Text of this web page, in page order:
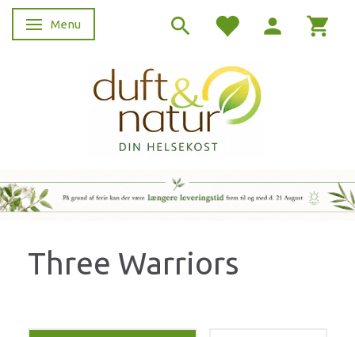
Skifte navigation
Menu
Three Warriors